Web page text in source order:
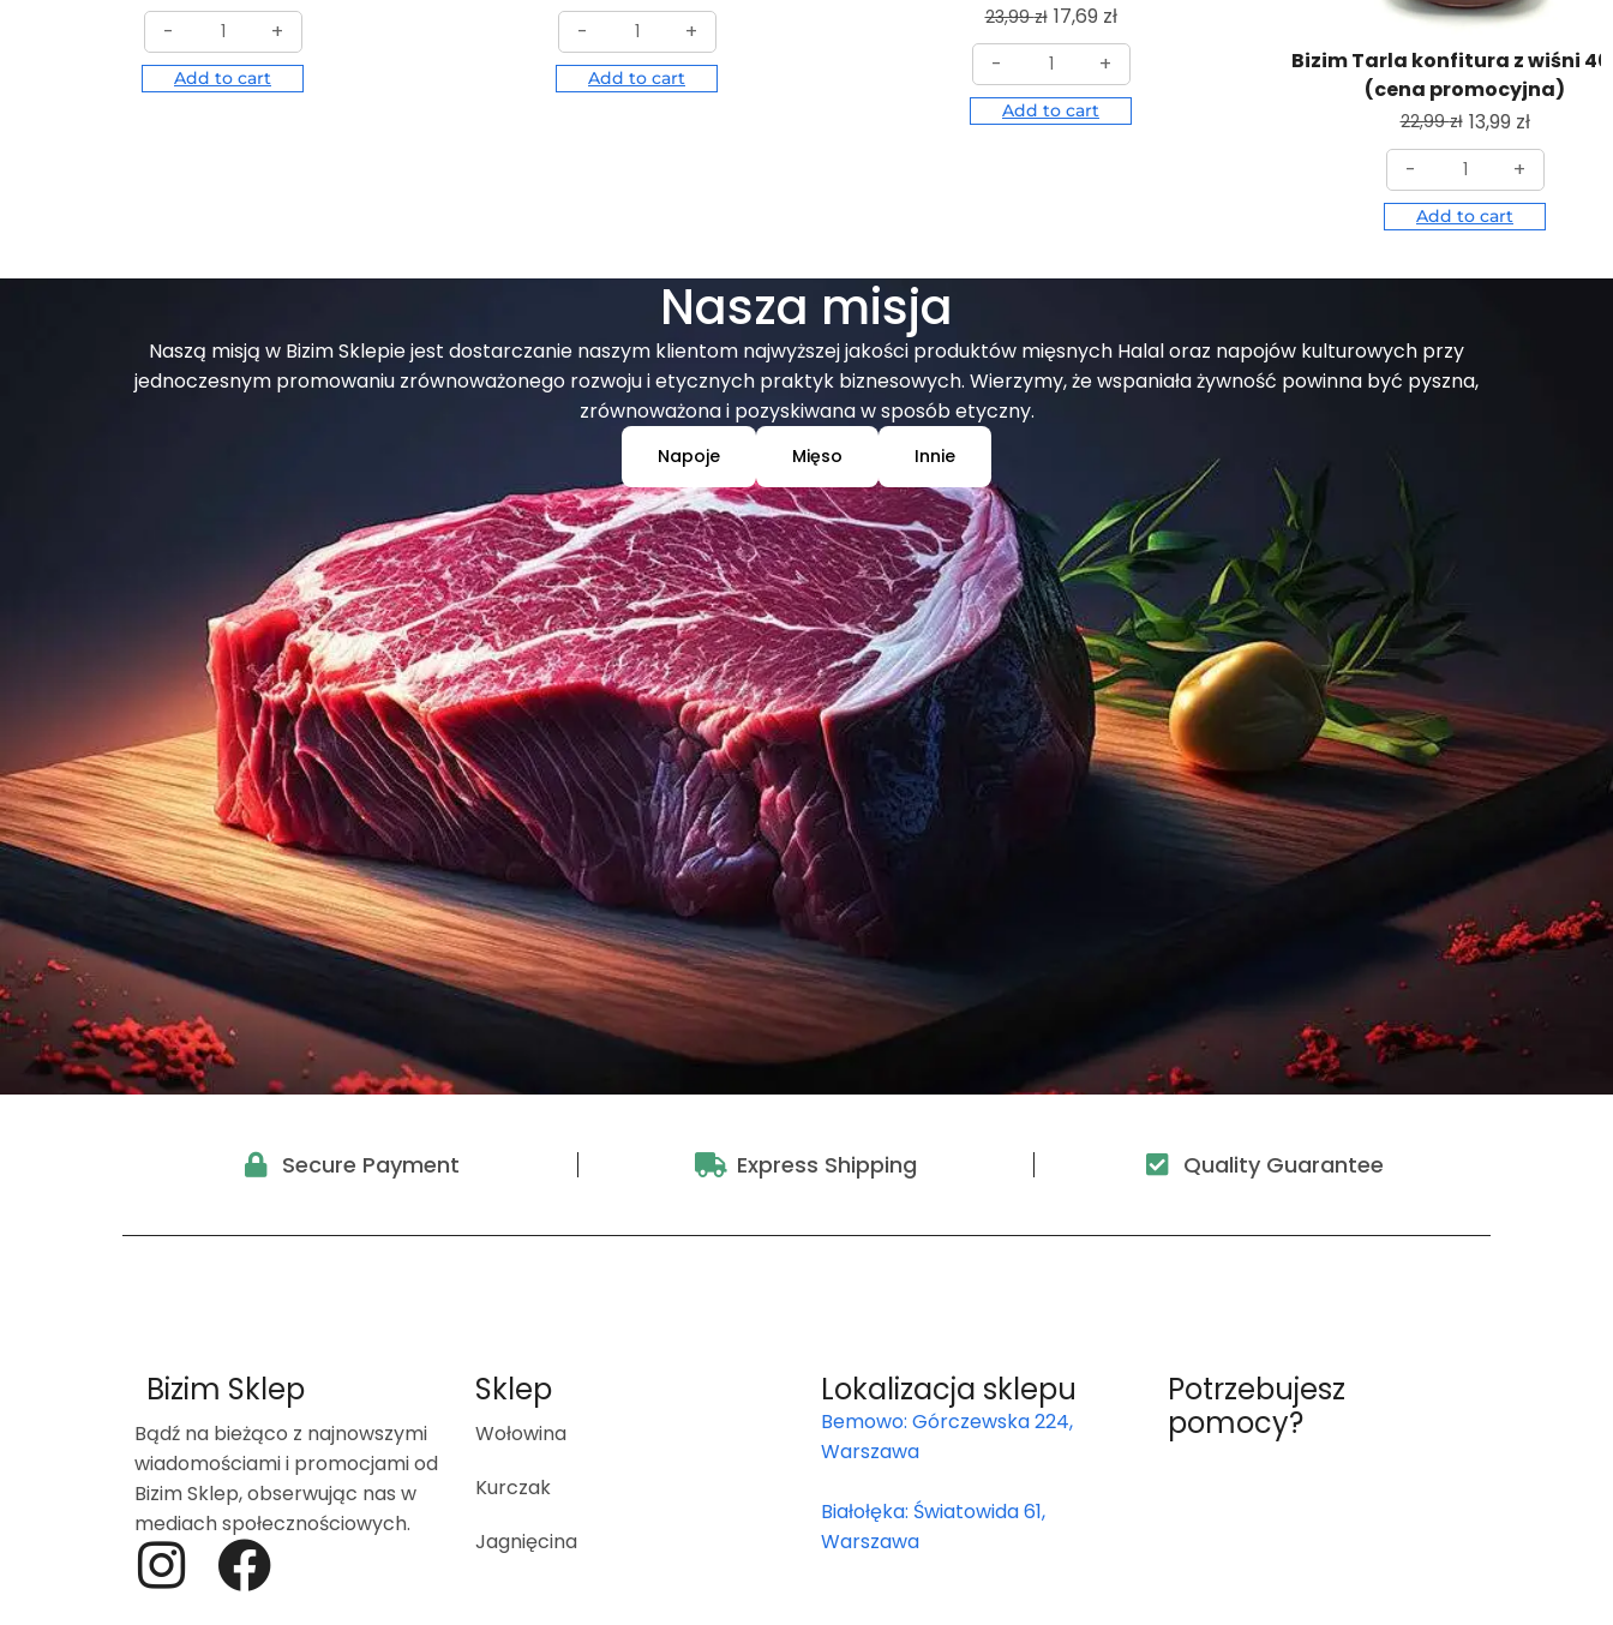
-
+
Add to cart
-
+
Add to cart
23,99zł 17,69 zł
-
+
Add to cart
Bizim Tarla konfitura z wiśni
(cena promocyjna)
22,99zł 13,99 zł
-
+
Add to cart
Nasza misja
Naszą misją w Bizim Sklepie jest dostarczanie naszym klientom najwyższej jakości produktów mięsnych Halal oraz napojów kulturowych przy
jednoczesnym promowaniu zrównoważonego rozwoju i etycznych praktyk biznesowych. Wierzymy, że wspaniała żywność powinna być pyszna,
zrównoważona i pozyskiwana w sposób etyczny.
Napoje Mięso Innie
Secure Payment Express Shipping Quality Guarantee
Bizim Sklep
Bądź na bieżąco z najnowszymi
wiadomościami i promocjami od
Bizim Sklep, obserwując nas w
mediach społecznościowych.
Sklep
Wołowina
Kurczak
Jagnięcina
Lokalizacja sklepu
Bemowo: Górczewska 224,
Warszawa
Białołęka: Światowida 61,
Warszawa
Potrzebujesz
pomocy?